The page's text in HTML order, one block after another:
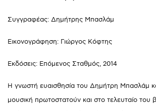
Συγγραφέας: Δημήτρης Μπασλάμ
Εικονογράφηση: Γιώργος Κόφτης
Εκδόσεις: Επόμενος Σταθμός, 2014
Η γνωστή ευαισθησία του Δημήτρη Μπασλάμ
μουσική πρωτοστατούν και στο τελευταίο του